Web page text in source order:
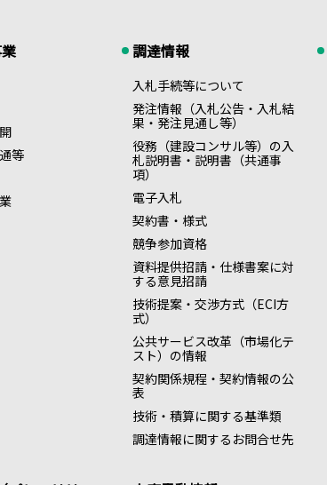
等
調達情報
入札手続等について
発注情報（入札公告・入札結
果・発注見通し等）
役務（建設コンサル等）の入
札説明書・説明書（共通事
項）
電子入札
契約書・様式
競争参加資格
資料提供招請・仕様書案に対
する意見招請
技術提案・交渉方式（ECI方
式）
公共サービス改革（市場化テ
スト）の情報
契約関係規程・契約情報の公
表
技術・積算に関する基準類
調達情報に関するお問合せ先